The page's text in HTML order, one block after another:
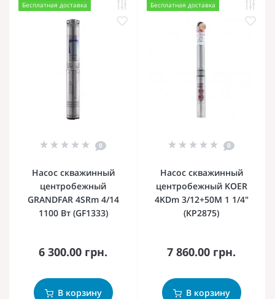
Бесплатная доставка
0
Насос скважинный
центробежный
GRANDFAR 4SRm 4/14
1100 Вт (GF1333)
6 300.00 грн.
В корзину
Бесплатная доставка
0
Насос скважинный
центробежный KOER
4KDm 3/12+50М 1 1/4"
(KP2875)
7 860.00 грн.
В корзину